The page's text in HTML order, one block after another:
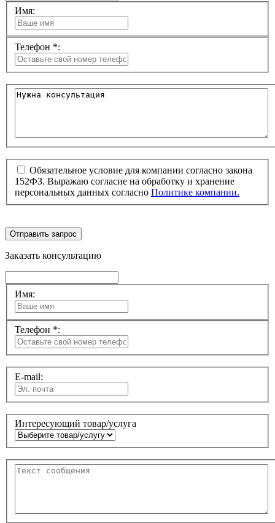
Имя:
Телефон *:
Обязательное условие для компании согласно закона
152ФЗ. Выражаю согласие на обработку и хранение
персональных данных согласно Политике компании.
Отправить запрос
Заказать консультацию
Имя:
Телефон *:
E-mail:
Интересующий товар/услуга